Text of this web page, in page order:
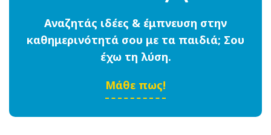
Αναζητάς ιδέες & έμπνευση στην
καθημερινότητά σου με τα παιδιά; Σου
έχω τη λύση.
Μάθε πως!